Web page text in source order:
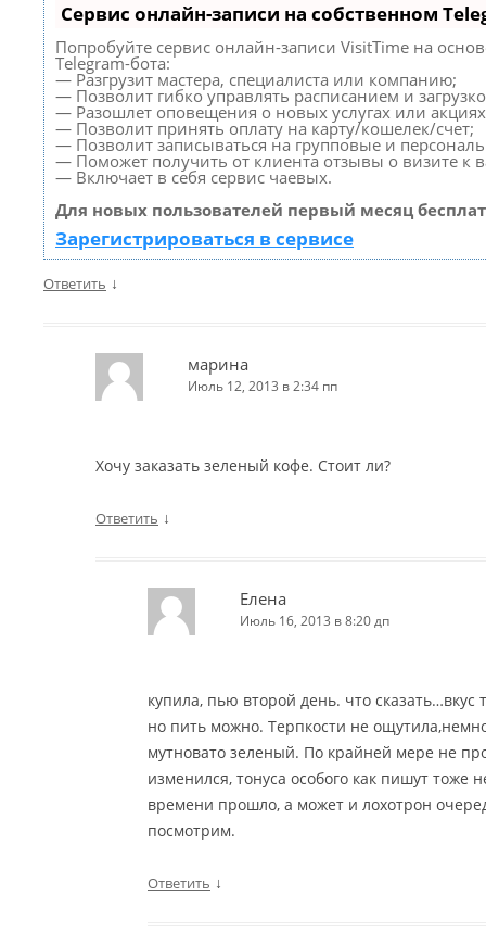
Сервис онлайн-записи на собственном
Попробуйте сервис онлайн-записи VisitTime на
Telegram-бота:
— Разгрузит мастера, специалиста или компанию;
— Позволит гибко управлять расписанием и
— Разошлет оповещения о новых услугах или
— Позволит принять оплату на карту/кошелек/счет;
— Позволит записываться на групповые и
— Поможет получить от клиента отзывы о визите к
— Включает в себя сервис чаевых.
Для новых пользователей первый месяц
Зарегистрироваться в сервисе
Ответить ↓
марина
Июль 12, 2013 в 2:34 пп
Хочу заказать зеленый кофе. Стоит ли?
Ответить ↓
Елена
Июль 16, 2013 в 8:20 дп
купила, пью второй день. что сказать…вкус
но пить можно. Терпкости не
мутновато зеленый. По крайней мере не
изменился, тонуса особого как пишут
времени прошло, а может и лохотрон
посмотрим.
Ответить ↓